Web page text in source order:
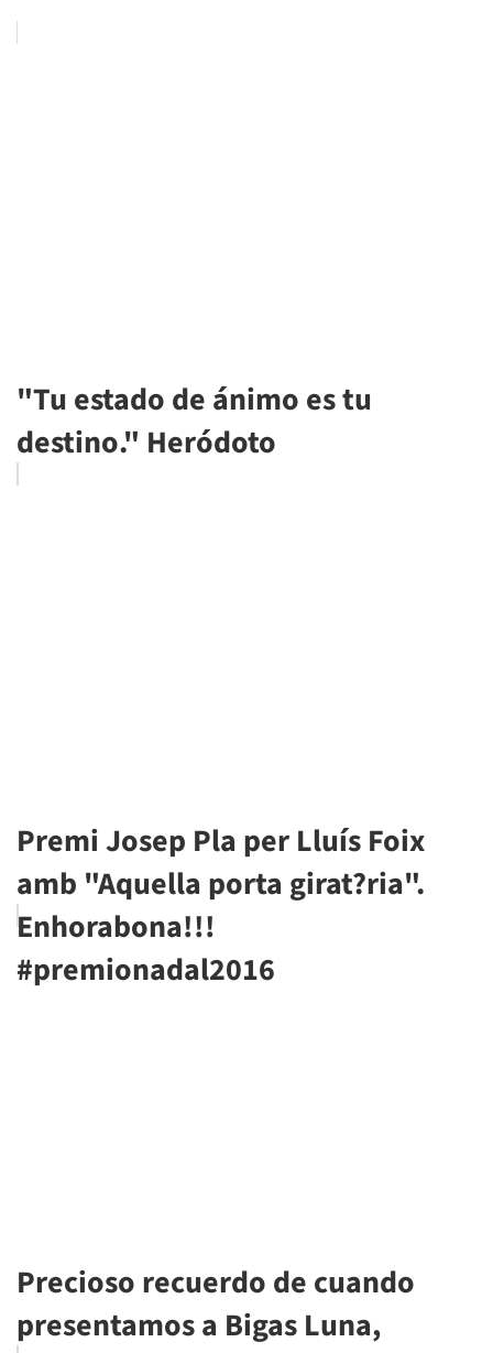
"Tu estado de ánimo es tu
destino." Heródoto
Premi Josep Pla per Lluís Foix
amb "Aquella porta girat?ria".
Enhorabona!!!
#premionadal2016
Precioso recuerdo de cuando
presentamos a Bigas Luna,